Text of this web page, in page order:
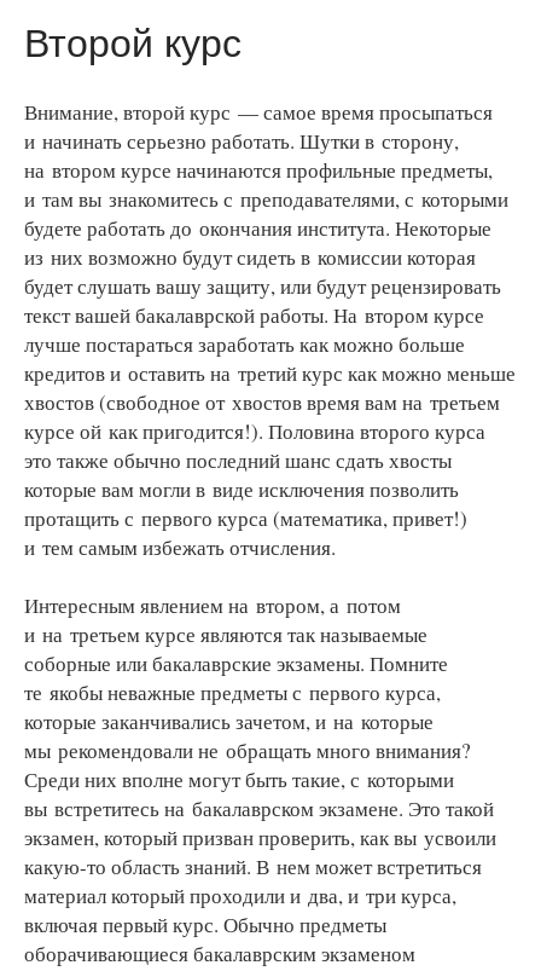
Второй курс
Внимание, второй курс — самое время просыпаться
и начинать серьезно работать. Шутки в сторону,
на втором курсе начинаются профильные предметы,
и там вы знакомитесь с преподавателями, с которыми
будете работать до окончания института. Некоторые
из них возможно будут сидеть в комиссии которая
будет слушать вашу защиту, или будут рецензировать
текст вашей бакалаврской работы. На втором курсе
лучше постараться заработать как можно больше
кредитов и оставить на третий курс как можно меньше
хвостов (свободное от хвостов время вам на третьем
курсе ой как пригодится!). Половина второго курса
это также обычно последний шанс сдать хвосты
которые вам могли в виде исключения позволить
протащить с первого курса (математика, привет!)
и тем самым избежать отчисления.
Интересным явлением на втором, а потом
и на третьем курсе являются так называемые
соборные или бакалаврские экзамены. Помните
те якобы неважные предметы с первого курса,
которые заканчивались зачетом, и на которые
мы рекомендовали не обращать много внимания?
Среди них вполне могут быть такие, с которыми
вы встретитесь на бакалаврском экзамене. Это такой
экзамен, который призван проверить, как вы усвоили
какую-то область знаний. В нем может встретиться
материал который проходили и два, и три курса,
включая первый курс. Обычно предметы
оборачивающиеся бакалаврским экзаменом